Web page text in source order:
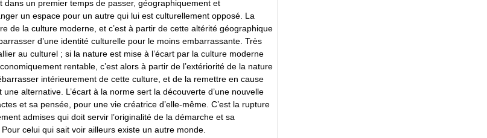
dans un premier temps de passer, géographiquement et
un espace pour un autre qui lui est culturellement opposé. La
de la culture moderne, et c’est à partir de cette altérité géographique
d’une identité culturelle pour le moins embarrassante. Très
au culturel ; si la nature est mise à l’écart par la culture moderne
rentable, c’est alors à partir de l’extériorité de la nature
intérieurement de cette culture, et de la remettre en cause
une alternative. L’écart à la norme sert la découverte d’une nouvelle
et sa pensée, pour une vie créatrice d’elle-même. C’est la rupture
admises qui doit servir l’originalité de la démarche et sa
celui qui sait voir ailleurs existe un autre monde.